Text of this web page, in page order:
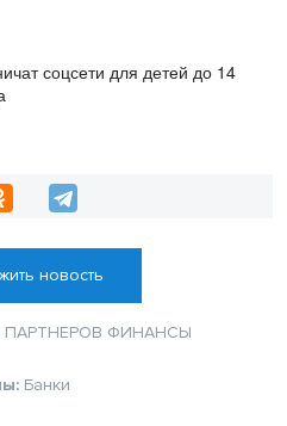
соцсети для детей до 14
новость
ФИНАНСЫ
Банки